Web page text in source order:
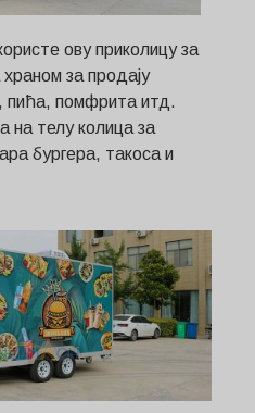
ову приколицу за
за продају
пића, помфрита итд.
на телу колица за
бургера, такоса и